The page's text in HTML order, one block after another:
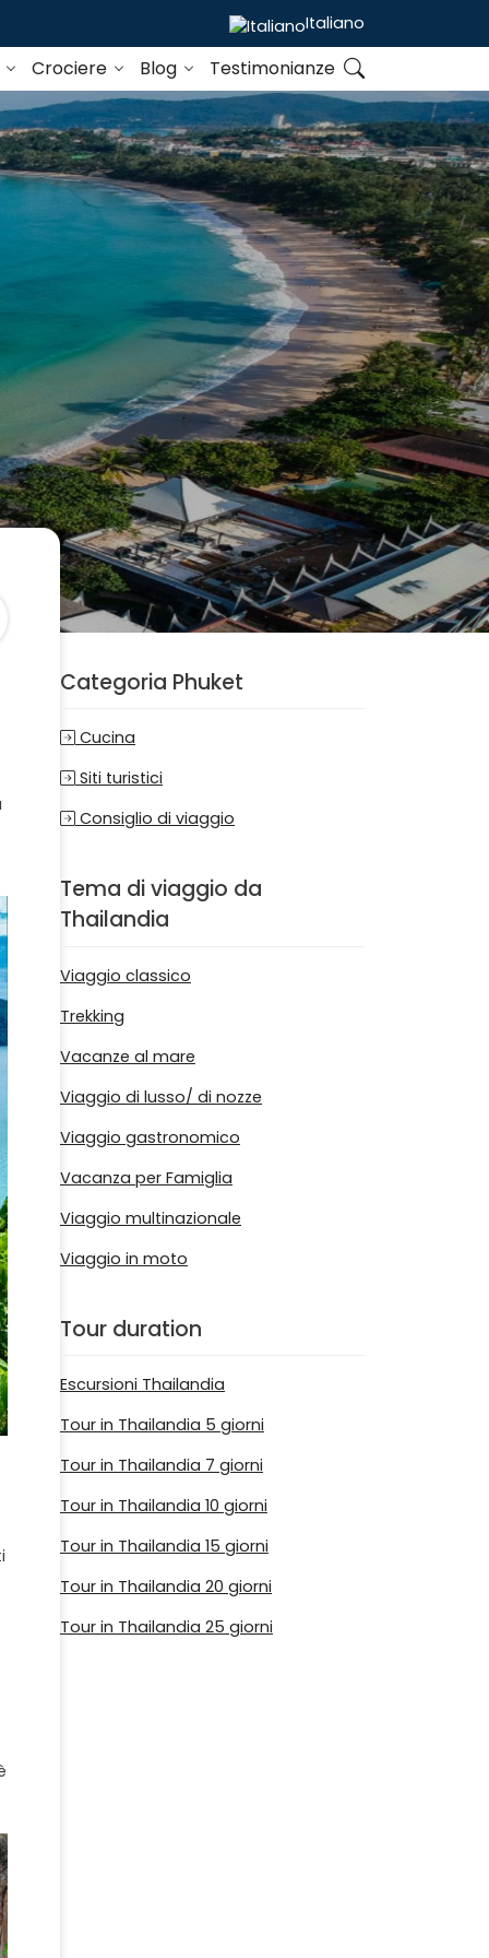
Italiano
Crociere Blog Testimonianze
Categoria Phuket
Cucina
Siti turistici
Consiglio di viaggio
Tema di viaggio da
Thailandia
Viaggio classico
Trekking
Vacanze al mare
Viaggio di lusso/ di nozze
Viaggio gastronomico
Vacanza per Famiglia
Viaggio multinazionale
Viaggio in moto
Tour duration
Escursioni Thailandia
Tour in Thailandia 5 giorni
Tour in Thailandia 7 giorni
Tour in Thailandia 10 giorni
Tour in Thailandia 15 giorni
Tour in Thailandia 20 giorni
Tour in Thailandia 25 giorni